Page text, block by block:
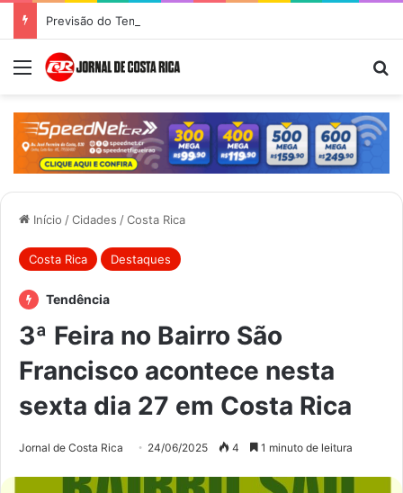
Previsão do Tempo para Costa Rica nesta quinta-feira (6)
Menu
Início /Cidades /Costa Rica
Costa Rica Destaques
Tendência
3ª Feira no Bairro São
Francisco acontece nesta
sexta dia 27 em Costa Rica
Jornal de Costa Rica 24/06/2025 4 1 minuto de leitura